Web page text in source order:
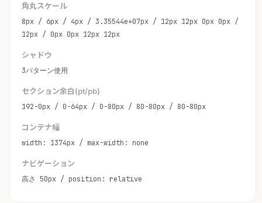
角丸スケール
8px / 6px / 4px / 3.35544e+07px / 12px 12px 0px 0px /
12px / 0px 0px 12px 12px
シャドウ
3パターン使用
セクション余白(pt/pb)
192-0px / 0-64px / 0-80px / 80-80px / 80-80px
コンテナ幅
width: 1374px / max-width: none
ナビゲーション
高さ 50px / position: relative